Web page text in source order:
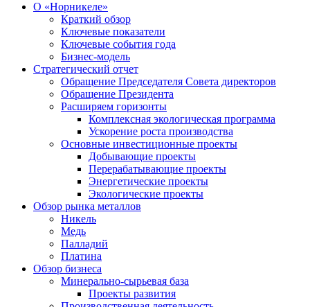
О «Норникеле»
Краткий обзор
Ключевые показатели
Ключевые события года
Бизнес-модель
Стратегический отчет
Обращение Председателя Совета директоров
Обращение Президента
Расширяем горизонты
Комплексная экологическая программа
Ускорение роста производства
Основные инвестиционные проекты
Добывающие проекты
Перерабатывающие проекты
Энергетические проекты
Экологические проекты
Обзор рынка металлов
Никель
Медь
Палладий
Платина
Обзор бизнеса
Минерально-сырьевая база
Проекты развития